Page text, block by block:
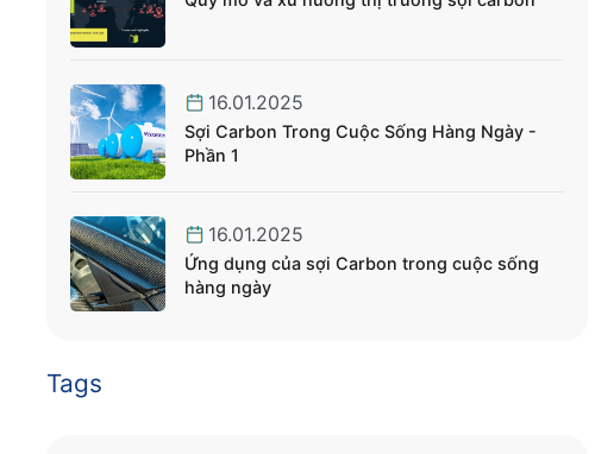
16.01.2025
Sợi Carbon Trong Cuộc Sống Hàng Ngày -
Phần 1
16.01.2025
Ứng dụng của sợi Carbon trong cuộc sống
hàng ngày
Tags